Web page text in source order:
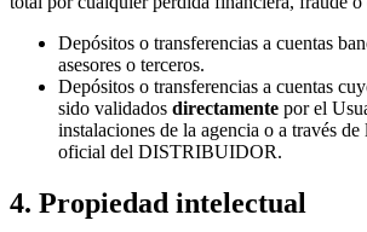
Depósitos o transferencias a cuentas
asesores o terceros.
Depósitos o transferencias a cuentas
sido validados directamente por el
instalaciones de la agencia o a través
oficial del DISTRIBUIDOR.
4. Propiedad intelectual